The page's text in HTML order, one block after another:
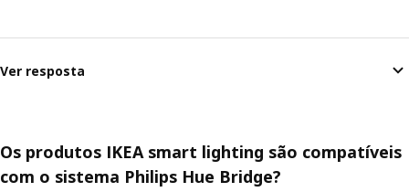
Ver resposta
Os produtos IKEA smart lighting são compatíveis
com o sistema Philips Hue Bridge?